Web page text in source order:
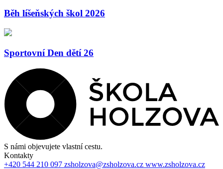
Běh líšeňských škol 2026
Sportovní Den dětí 26
S námi objevujete vlastní cestu.
Kontakty
+420 544 210 097 zsholzova@zsholzova.cz www.zsholzova.cz